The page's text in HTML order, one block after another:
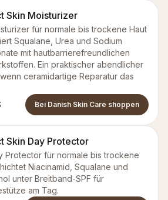
Skin Moisturizer
für normale bis trockene Haut
Squalane, Urea und Sodium
mit hautbarrierefreundlichen
Ein praktischer abendlicher
ceramidartige Reparatur das
Bei Danish Skin Care shoppen
Skin Day Protector
Protector für normale bis trockene
Niacinamid, Squalane und
unter Breitband-SPF für
am Tag.